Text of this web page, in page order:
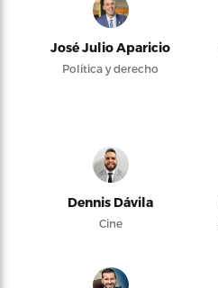
José Julio Aparicio
Política y derecho
Dennis Dávila
Cine